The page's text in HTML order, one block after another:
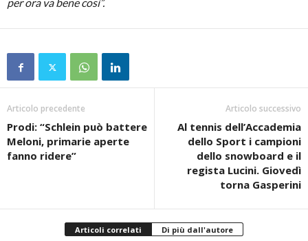
per ora va bene così”.
Articolo precedente
Prodi: “Schlein può battere
Meloni, primarie aperte
fanno ridere”
Articolo successivo
Al tennis dell’Accademia
dello Sport i campioni
dello snowboard e il
regista Lucini. Giovedì
torna Gasperini
Articoli correlati Di più dall'autore